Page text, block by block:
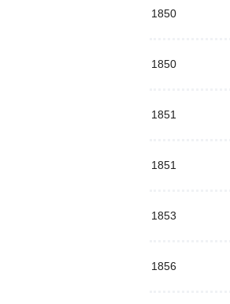
1850
1850
1851
1851
1853
1856